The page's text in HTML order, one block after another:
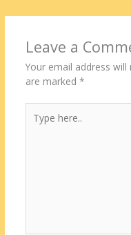
Leave a
Your email address will
are marked *
here..